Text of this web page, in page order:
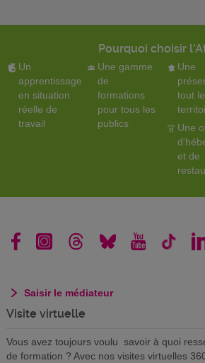
Pourquoi choisir
Un
apprentissage
en situation
réelle de
travail
Une gamme
de
formations
pour tous les
publics
Une
tout le
Une
et de
Saisir le médiateur
Visite virtuelle
Vous avez toujours voulu savoir à quoi
de formation ? Avec nos visites virtuelles